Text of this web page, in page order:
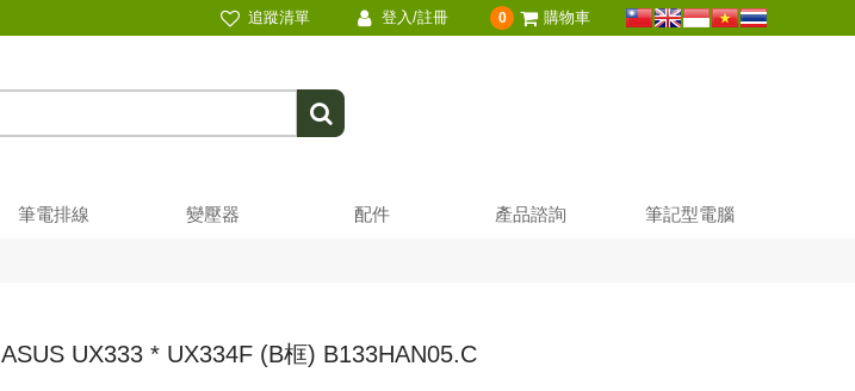
追蹤清單 登入/註冊 0 購物車
筆電排線 變壓器 配件 產品諮詢 筆記型電腦
ASUS UX333 * UX334F (B框) B133HAN05.C